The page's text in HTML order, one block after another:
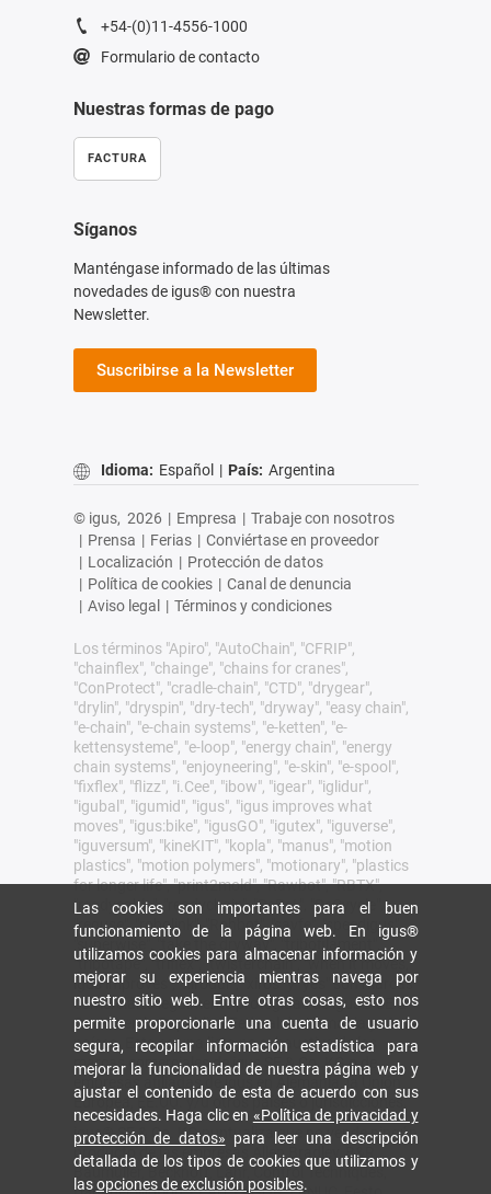
+54-(0)11-4556-1000
Formulario de contacto
Nuestras formas de pago
FACTURA
Síganos
Manténgase informado de las últimas
novedades de igus® con nuestra
Newsletter.
Suscribirse a la Newsletter
Idioma: Español | País: Argentina
© igus, 2026 | Empresa | Trabaje con nosotros
| Prensa | Ferias | Conviértase en proveedor
| Localización | Protección de datos
| Política de cookies | Canal de denuncia
| Aviso legal | Términos y condiciones
Los términos "Apiro", "AutoChain", "CFRIP",
"chainflex", "chainge", "chains for cranes",
"ConProtect", "cradle-chain", "CTD", "drygear",
"drylin", "dryspin", "dry-tech", "dryway", "easy chain",
"e-chain", "e-chain systems", "e-ketten", "e-
kettensysteme", "e-loop", "energy chain", "energy
chain systems", "enjoyneering", "e-skin", "e-spool",
"fixflex", "flizz", "i.Cee", "ibow", "igear", "iglidur",
"igubal", "igumid", "igus", "igus improves what
moves", "igus:bike", "igusGO", "igutex", "iguverse",
"iguversum", "kineKIT", "kopla", "manus", "motion
plastics", "motion polymers", "motionary", "plastics
for longer life", "print2mold", "Rawbot", "RBTX",
"readycable", "readychain", "ReBeL", "ReCyycle",
"reguse", "robolink", "Rohbot", "savfe", "speedigus",
"superwise", "take the dryway", "tribofilament",
"tribotape", "triflex", "twisterchain", "when it moves,
igus improves", "xirodur", "xiros" y "yes" son marcas
comerciales legalmente protegidas de igus® SE &
Co. KG en la República Federal de Alemania y otros
países. Esta es una lista no exhaustiva de las
marcas comerciales de igus SE & Co. KG o de
empresas afiliadas de igus en Alemania, la Unión
Europea, EE.UU. y/u otros países o jurisdicciones.
igus® SE & Co. KG puntualiza que no vende ningún
producto de las empresas Allen Bradley, B&R,
Baumüller, Beckhoff, Lahr, Control Techniques,
Las cookies son importantes para el buen
funcionamiento de la página web. En igus®
utilizamos cookies para almacenar información y
mejorar su experiencia mientras navega por
nuestro sitio web. Entre otras cosas, esto nos
permite proporcionarle una cuenta de usuario
segura, recopilar información estadística para
mejorar la funcionalidad de nuestra página web y
ajustar el contenido de esta de acuerdo con sus
necesidades. Haga clic en «Política de privacidad y
protección de datos» para leer una descripción
detallada de los tipos de cookies que utilizamos y
lasopciones de exclusión posibles.